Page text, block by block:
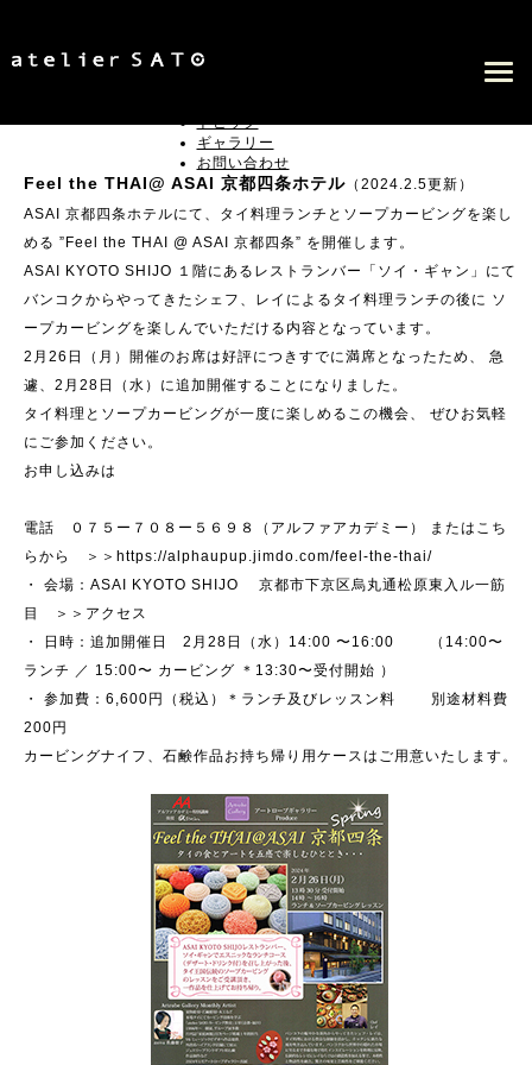
プロフィール
トピック
ギャラリー
お問い合わせ
Feel the THAI@ ASAI 京都四条ホテル （2024.2.5更新）
ASAI 京都四条ホテルにて、タイ料理ランチとソープカービングを楽し
める ”Feel the THAI @ ASAI 京都四条” を開催します。
ASAI KYOTO SHIJO １階にあるレストランバー「ソイ・ギャン」にて
バンコクからやってきたシェフ、レイによるタイ料理ランチの後に ソ
ープカービングを楽しんでいただける内容となっています。
2月26日（月）開催のお席は好評につきすでに満席となったため、 急
遽、2月28日（水）に追加開催することになりました。
タイ料理とソープカービングが一度に楽しめるこの機会、 ぜひお気軽
にご参加ください。
お申し込みは
電話 ０７５ー７０８ー５６９８（アルファアカデミー） またはこち
らから ＞＞https://alphaupup.jimdo.com/feel-the-thai/
・ 会場：ASAI KYOTO SHIJO 京都市下京区烏丸通松原東入ル一筋
目 ＞＞アクセス
・ 日時：追加開催日 2月28日（水）14:00 〜16:00 （14:00〜
ランチ ／ 15:00〜 カービング ＊13:30〜受付開始 ）
・ 参加費：6,600円（税込）＊ランチ及びレッスン料 別途材料費
200円
カービングナイフ、石鹸作品お持ち帰り用ケースはご用意いたします。